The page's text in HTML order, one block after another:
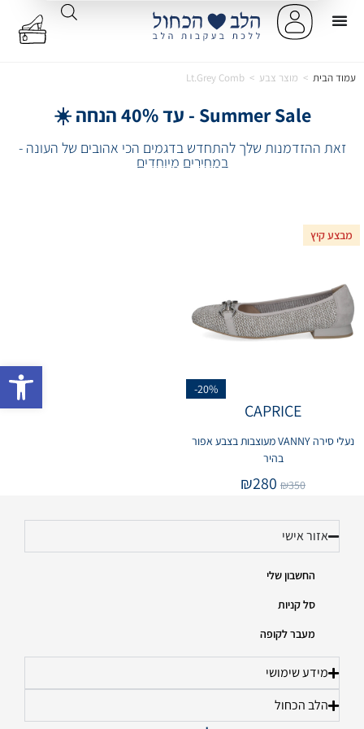
עמוד הבית > מוצר צבע >
Lt.Grey Comb
Summer Sale - עד 40% הנחה ☀️
זאת ההזדמנות שלך להתחדש בדגמים הכי אהובים של העונה -
במחירים מיוחדים
מבצע קיץ
-20%
CAPRICE
נעלי סירה VANNY מעוצבות בצבע אפור
בהיר
₪350
₪280
אזור אישי
החשבון שלי
סל קניות
מעבר לקופה
מידע שימושי
הלב הכחול